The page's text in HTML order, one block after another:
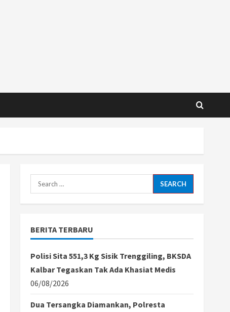
Search
for:
BERITA TERBARU
Polisi Sita 551,3 Kg Sisik Trenggiling, BKSDA
Kalbar Tegaskan Tak Ada Khasiat Medis
06/08/2026
Dua Tersangka Diamankan, Polresta